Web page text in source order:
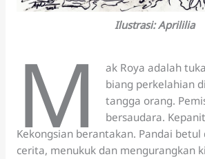
Ilustrasi: Aprililia
M
ak Roya adalah
biang perkelahian
tangga orang.
bersaudara.
Kekongsian berantakan. Pandai
cerita, menukuk dan mengurangkan